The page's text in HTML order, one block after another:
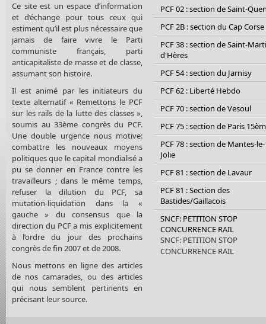
Ce site est un espace d’information
et d’échange pour tous ceux qui
estiment qu’il est plus nécessaire que
jamais de faire vivre le Parti
communiste français, parti
anticapitaliste de masse et de classe,
assumant son histoire.
Il est animé par les initiateurs du
texte alternatif « Remettons le PCF
sur les rails de la lutte des classes »,
soumis au 33ème congrès du PCF.
Une double urgence nous motive:
combattre les nouveaux moyens
politiques que le capital mondialisé a
pu se donner en France contre les
travailleurs ; dans le même temps,
refuser la dilution du PCF, sa
mutation-liquidation dans la «
gauche » du consensus que la
direction du PCF a mis explicitement
à l’ordre du jour des prochains
congrès de fin 2007 et de 2008.
Nous mettons en ligne des articles
de nos camarades, ou des articles
qui nous semblent pertinents en
précisant leur source.
PCF 02 : section de Saint-
PCF 2B : section du Cap Corse
PCF 38 : section de Saint-
d'Hères
PCF 54 : section du Jarnisy
PCF 62 : Liberté Hebdo
PCF 70 : section de Vesoul
PCF 75 : section de Paris
PCF 78 : section de Mantes-le-
Jolie
PCF 81 : section de Lavaur
PCF 81 : Section des
Bastides/Gaillacois
SNCF: PETITION STOP
CONCURRENCE RAIL
SNCF: PETITION STOP
CONCURRENCE RAIL